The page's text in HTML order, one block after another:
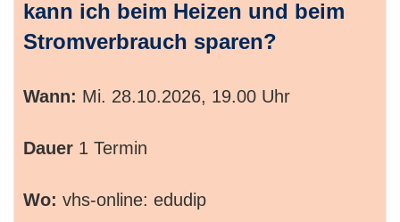
kann ich beim Heizen und beim
Stromverbrauch sparen?
Wann: Mi. 28.10.2026, 19.00 Uhr
Dauer 1 Termin
Wo: vhs-online: edudip